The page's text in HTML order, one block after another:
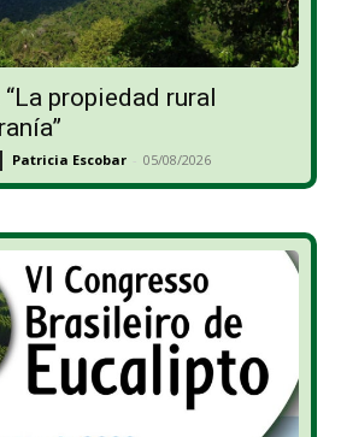
propiedad rural
Patricia Escobar - 05/08/2026